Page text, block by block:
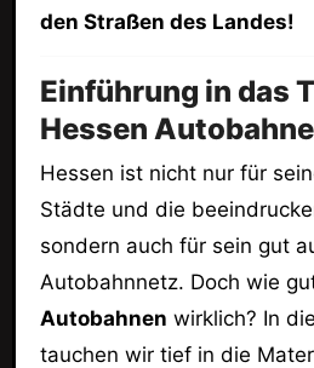
den Straßen des Landes!
Einführung in das
Hessen
Hessen ist nicht nur für
Städte und die
sondern auch für sein gut
Autobahnnetz. Doch wie
Autobahnen wirklich? In
tauchen wir tief in die